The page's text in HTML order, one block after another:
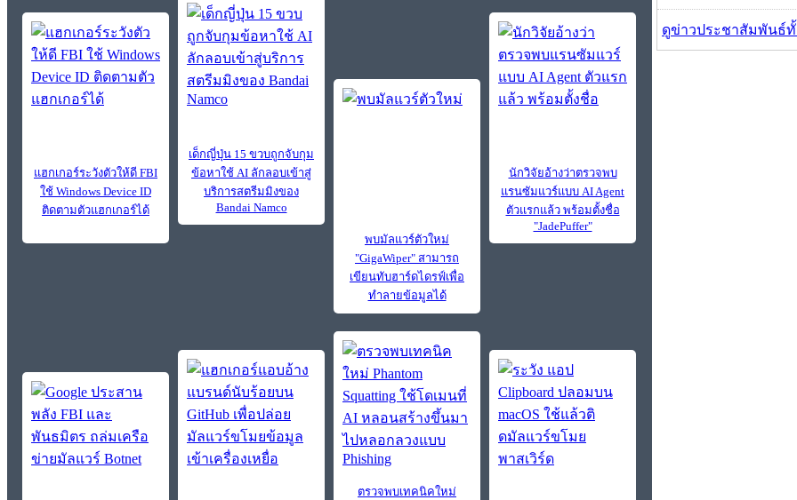
แฮกเกอร์ระวังตัวให้ดี FBI
ใช้ Windows Device ID
ติดตามตัวแฮกเกอร์ได้
เด็กญี่ปุ่น 15 ขวบถูกจับกุม
ข้อหาใช้ AI ลักลอบเข้าสู่
บริการสตรีมมิงของ
Bandai Namco
พบมัลแวร์ตัวใหม่
"GigaWiper" สามารถ
เขียนทับฮาร์ดไดรฟ์เพื่อ
ทำลายข้อมูลได้
นักวิจัยอ้างว่าตรวจพบ
แรนซัมแวร์แบบ AI Agent
ตัวแรกแล้ว พร้อมตั้งชื่อ
"JadePuffer"
ตรวจพบเทคนิคใหม่
ดูข่าวประชาสัมพันธ์